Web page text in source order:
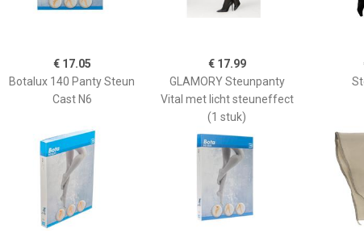
€ 17.05
Botalux 140 Panty Steun
Cast N6
€ 17.99
GLAMORY Steunpanty
Vital met licht steuneffect
(1 stuk)